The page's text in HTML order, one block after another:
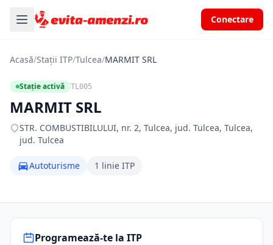
Conectare
Acasă/Stații ITP/Tulcea/MARMIT SRL
Stație activă TL005
MARMIT SRL
STR. COMBUSTIBILULUI, nr. 2, Tulcea, jud. Tulcea, Tulcea,
jud. Tulcea
Autoturisme 1 linie ITP
Programează-te la ITP